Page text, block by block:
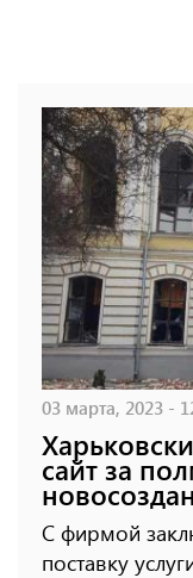
03 марта, 2023 -
сайт за
С фирмой
поставку